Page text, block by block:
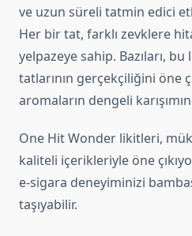
ve uzun süreli tatmin edici
Her bir tat, farklı zevklere
yelpazeye sahip. Bazıları, bu
tatlarının gerçekçiliğini öne
aromaların dengeli
One Hit Wonder likitleri,
kaliteli içerikleriyle öne
e-sigara deneyiminizi
taşıyabilir.